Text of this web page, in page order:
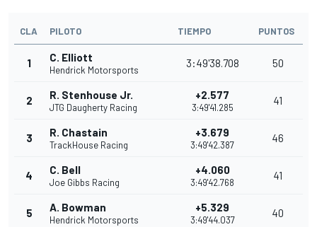
CLA PILOTO TIEMPO PUNTOS
1 C. Elliott
Hendrick Motorsports
3:49'38.708 50
2 R. Stenhouse Jr.
JTG Daugherty Racing
+2.577
3:49'41.285
41
3 R. Chastain
TrackHouse Racing
+3.679
3:49'42.387
46
4 C. Bell
Joe Gibbs Racing
+4.060
3:49'42.768
41
5 A. Bowman
Hendrick Motorsports
+5.329
3:49'44.037
40